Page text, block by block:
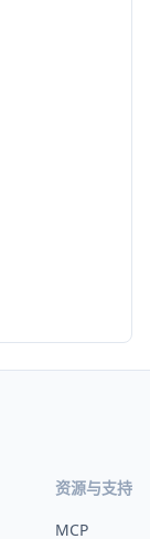
资源与支持
MCP